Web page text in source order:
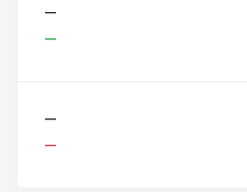
—
—
—
—